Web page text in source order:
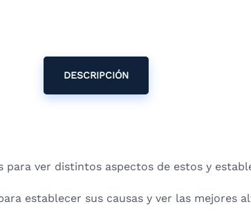
DESCRIPCIÓN
ver distintos aspectos de estos y
establecer sus causas y ver las mejores